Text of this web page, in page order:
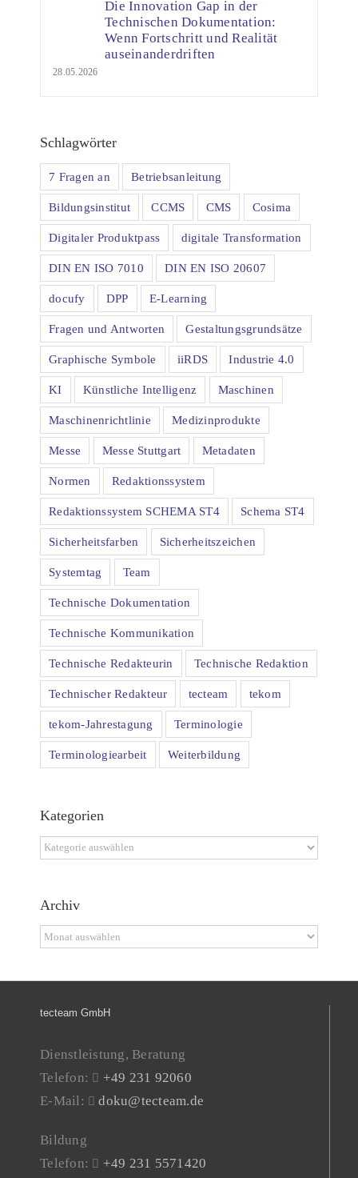
Die Innovation Gap in der
Technischen Dokumentation:
Wenn Fortschritt und Realität
auseinanderdriften
28.05.2026
Schlagwörter
7 Fragen an Betriebsanleitung
Bildungsinstitut CCMS CMS Cosima
Digitaler Produktpass digitale Transformation
DIN EN ISO 7010 DIN EN ISO 20607
docufy DPP E-Learning
Fragen und Antworten Gestaltungsgrundsätze
Graphische Symbole iiRDS Industrie 4.0
KI Künstliche Intelligenz Maschinen
Maschinenrichtlinie Medizinprodukte
Messe Messe Stuttgart Metadaten
Normen Redaktionssystem
Redaktionssystem SCHEMA ST4 Schema ST4
Sicherheitsfarben Sicherheitszeichen
Systemtag Team
Technische Dokumentation
Technische Kommunikation
Technische Redakteurin Technische Redaktion
Technischer Redakteur tecteam tekom
tekom-Jahrestagung Terminologie
Terminologiearbeit Weiterbildung
Kategorien
Kategorien
Archiv
Archiv
tecteam GmbH
Dienstleistung, Beratung
Telefon:
+49 231 92060
E-Mail:
doku@tecteam.de
Bildung
Telefon:
+49 231 5571420